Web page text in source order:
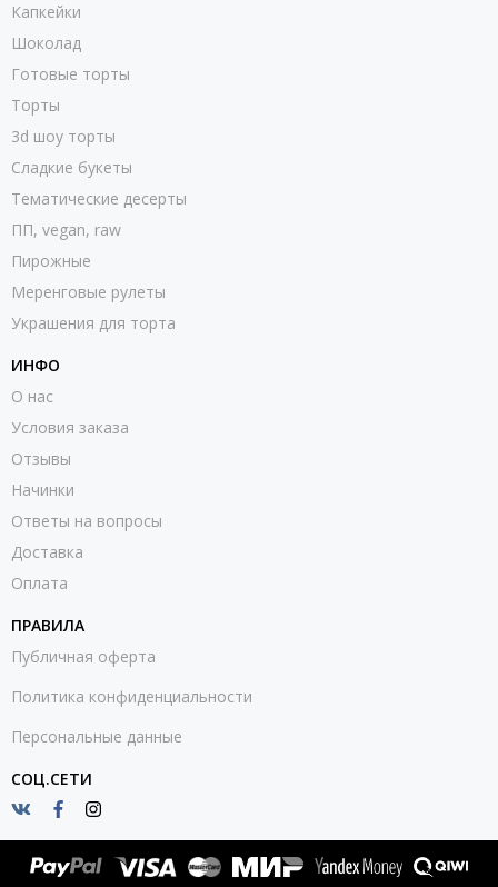
Капкейки
Шоколад
Готовые торты
Торты
3d шоу торты
Сладкие букеты
Тематические десерты
ПП, vegan, raw
Пирожные
Меренговые рулеты
Украшения для торта
ИНФО
О нас
Условия заказа
Отзывы
Начинки
Ответы на вопросы
Доставка
Оплата
ПРАВИЛА
Публичная оферта
Политика конфиденциальности
Персональные данные
СОЦ.СЕТИ